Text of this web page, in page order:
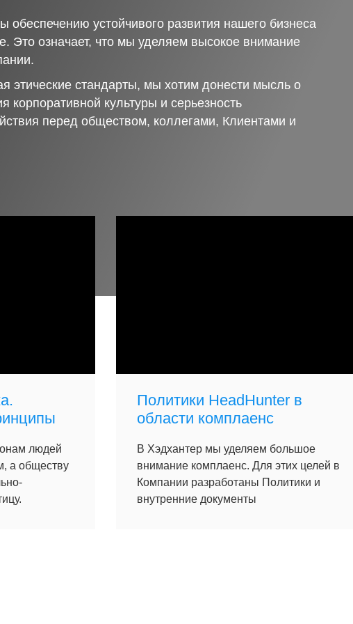
устойчивого развития нашего бизнеса
Это означает, что мы уделяем высокое внимание
этические стандарты, мы хотим донести мысль о
корпоративной культуры и серьезность
перед обществом, коллегами, Клиентами и
людей
а обществу
Политики HeadHunter в
области комплаенс
В Хэдхантер мы уделяем большое
внимание комплаенс. Для этих целей в
Компании разработаны Политики и
внутренние документы